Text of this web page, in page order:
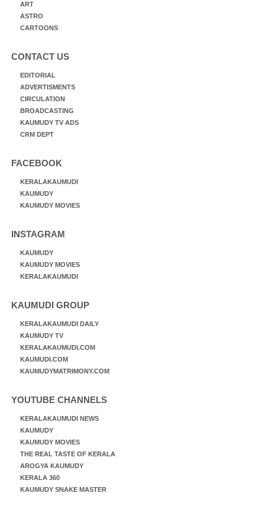
ART
ASTRO
CARTOONS
CONTACT US
EDITORIAL
ADVERTISMENTS
CIRCULATION
BROADCASTING
KAUMUDY TV ADS
CRM DEPT
FACEBOOK
KERALAKAUMUDI
KAUMUDY
KAUMUDY MOVIES
INSTAGRAM
KAUMUDY
KAUMUDY MOVIES
KERALAKAUMUDI
KAUMUDI GROUP
KERALAKAUMUDI DAILY
KAUMUDY TV
KERALAKAUMUDI.COM
KAUMUDI.COM
KAUMUDYMATRIMONY.COM
YOUTUBE CHANNELS
KERALAKAUMUDI NEWS
KAUMUDY
KAUMUDY MOVIES
THE REAL TASTE OF KERALA
AROGYA KAUMUDY
KERALA 360
KAUMUDY SNAKE MASTER